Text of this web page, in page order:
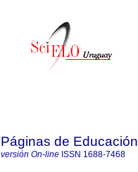
Páginas de Educación
versión On-line ISSN 1688-7468